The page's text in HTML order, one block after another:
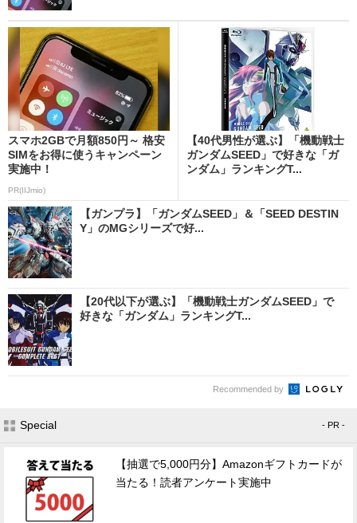
スマホ2GBで月額850円～ 格安
SIMをお得に使うキャンペーン
実施中！
PR(IIJmio)
【40代男性が選ぶ】「機動戦士
ガンダムSEED」で好きな「ガ
ンダム」ランキングT...
【ガンプラ】「ガンダムSEED」＆「SEED DESTIN
Y」のMGシリーズで好...
【20代以下が選ぶ】「機動戦士ガンダムSEED」で
好きな「ガンダム」ランキングT...
Recommended by
Special - PR -
【抽選で5,000円分】Amazonギフトカードが
当たる！読者アンケート実施中